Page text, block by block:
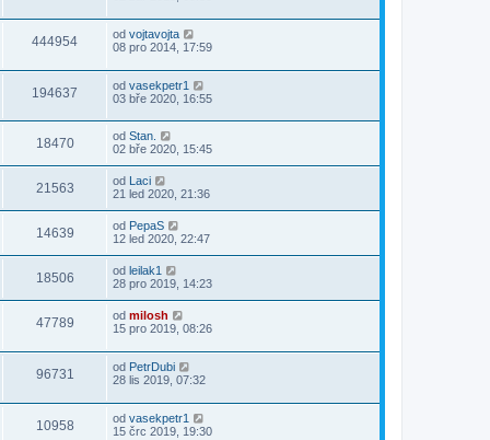
444954 od vojtavojta
08 pro 2014, 17:59
194637 od vasekpetr1
03 bře 2020, 16:55
18470 od Stan.
02 bře 2020, 15:45
21563 od
Laci
21 led 2020, 21:36
14639 od PepaS
12 led 2020, 22:47
18506 od leilak1
28 pro 2019, 14:23
47789 od milosh
15 pro 2019, 08:26
96731 od PetrDubi
28 lis 2019, 07:32
10958 od vasekpetr1
15 črc 2019, 19:30